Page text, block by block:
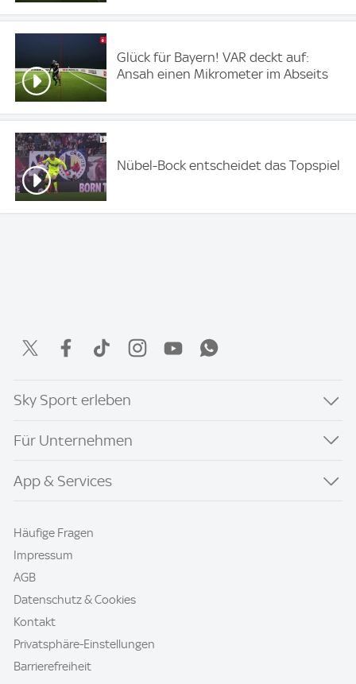
Glück für Bayern! VAR deckt auf:
Ansah einen Mikrometer im Abseits
Nübel-Bock entscheidet das Topspiel
Sky Sport erleben
Für Unternehmen
App & Services
Häufige Fragen
Impressum
AGB
Datenschutz & Cookies
Kontakt
Privatsphäre-Einstellungen
Barrierefreiheit